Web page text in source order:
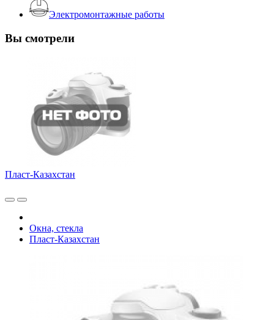
Электромонтажные работы
Вы смотрели
Пласт-Казахстан
Окна, стекла
Пласт-Казахстан